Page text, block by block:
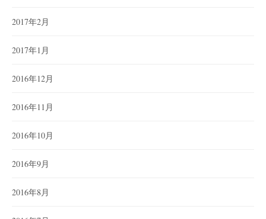
2017年2月
2017年1月
2016年12月
2016年11月
2016年10月
2016年9月
2016年8月